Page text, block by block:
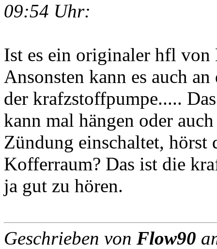
09:54 Uhr:
Ist es ein originaler hfl von
Ansonsten kann es auch
der krafzstoffpumpe.....
kann mal hängen oder
Zündung einschaltet, hörst
Kofferraum? Das ist die
ja gut zu hören.
Geschrieben von Flow90